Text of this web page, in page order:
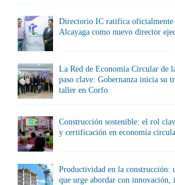
Directorio IC ratifica oficialmente
Alcayaga como nuevo director
La Red de Economía Circular de
paso clave: Gobernanza inicia su
taller en Corfo
Construcción sostenible: el rol
y certificación en economía
Productividad en la construcción:
que urge abordar con